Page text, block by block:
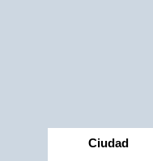
Ciudad